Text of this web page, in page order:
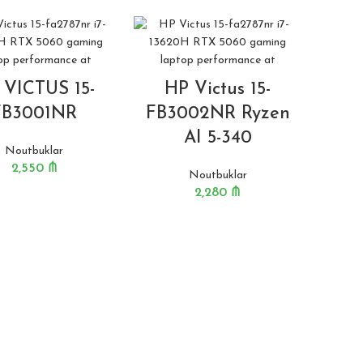
15-
Noutbuklar
2,550 ₼
HP Victus 15-
FB3002NR Ryzen
AI 5-340
Noutbuklar
2,280 ₼